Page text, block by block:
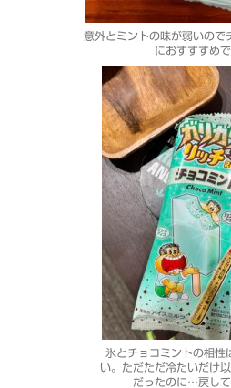
意外とミントの味が弱いので
におすすすめで
氷とチョコミントの相性
い。ただただ冷たいだけ
だったのに…戻して